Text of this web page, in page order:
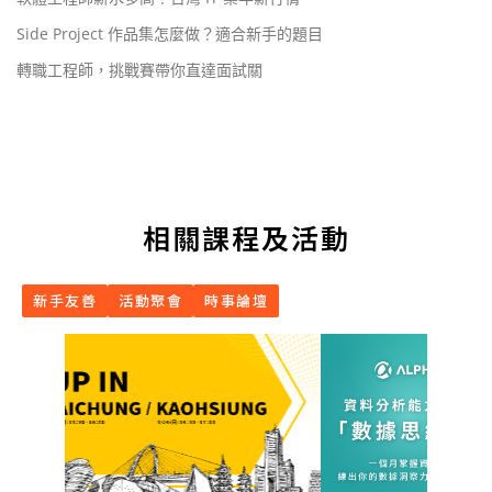
Side Project 作品集怎麼做？適合新手的題目
轉職工程師，挑戰賽帶你直達面試關
相關課程及活動
新手友善 活動聚會 時事論壇